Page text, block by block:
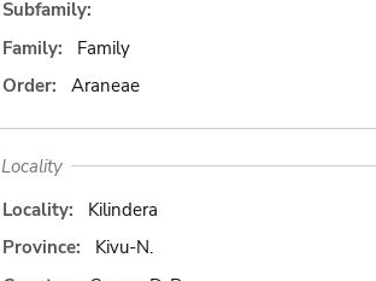
Subfamily:
Family:
Family
Order:
Araneae
Locality
Locality:
Kilindera
Province:
Kivu-N.